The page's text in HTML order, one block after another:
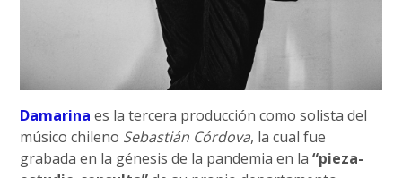
Damarina es la tercera producción como solista del
músico chileno Sebastián Córdova, la cual fue
grabada en la génesis de la pandemia en la“pieza-